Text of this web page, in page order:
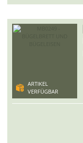
ARTIKEL
VERFÜGBAR